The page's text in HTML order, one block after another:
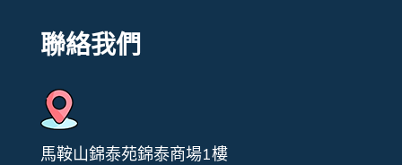
聯絡我們
馬鞍山錦泰苑錦泰商場1樓